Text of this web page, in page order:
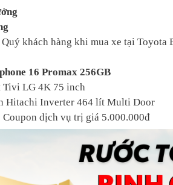
khách hàng khi mua xe tại
16 Promax 256GB
Tivi LG 4K 75 inch
Hitachi Inverter 464 lít Multi Door
dịch vụ trị giá 5.000.000đ